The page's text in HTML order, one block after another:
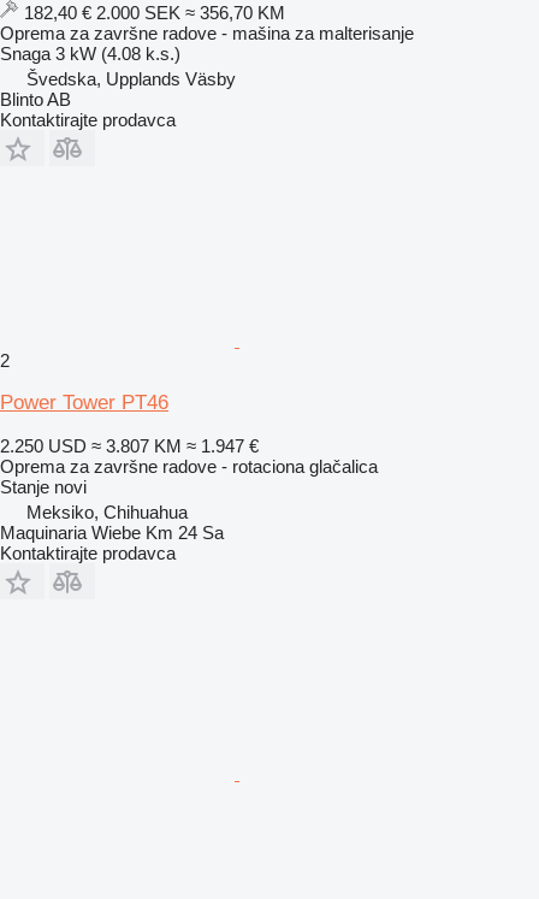
182,40 € 2.000 SEK ≈ 356,70 KM
Oprema za završne radove - mašina za malterisanje
Snaga 3 kW (4.08 k.s.)
Švedska, Upplands Väsby
Blinto AB
Kontaktirajte prodavca
2
Power Tower PT46
2.250 USD ≈ 3.807 KM ≈ 1.947 €
Oprema za završne radove - rotaciona glačalica
Stanje novi
Meksiko, Chihuahua
Maquinaria Wiebe Km 24 Sa
Kontaktirajte prodavca